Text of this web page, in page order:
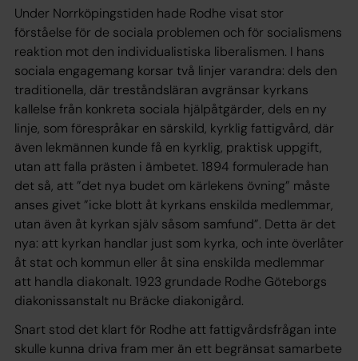
Under Norrköpingstiden hade Rodhe visat stor
förståelse för de sociala problemen och för socialismens
reaktion mot den individualistiska liberalismen. I hans
sociala engagemang korsar två linjer varandra: dels den
traditionella, där treståndsläran avgränsar kyrkans
kallelse från konkreta sociala hjälpåtgärder, dels en ny
linje, som förespråkar en särskild, kyrklig fattigvård, där
även lekmännen kunde få en kyrklig, praktisk uppgift,
utan att falla prästen i ämbetet. 1894 formulerade han
det så, att ”det nya budet om kärlekens övning” måste
anses givet ”icke blott åt kyrkans enskilda medlemmar,
utan även åt kyrkan själv såsom samfund”. Detta är det
nya: att kyrkan handlar just som kyrka, och inte överlåter
åt stat och kommun eller åt sina enskilda medlemmar
att handla diakonalt. 1923 grundade Rodhe Göteborgs
diakonissanstalt nu Bräcke diakonigård.
Snart stod det klart för Rodhe att fattigvårdsfrågan inte
skulle kunna driva fram mer än ett begränsat samarbete